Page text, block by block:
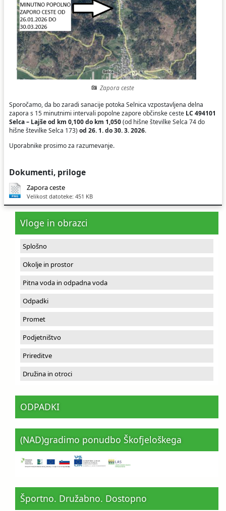
Zapora ceste
Sporočamo, da bo zaradi sanacije potoka Selnica vzpostavljena delna
zapora s 15 minutnimi intervali popolne zapore občinske ceste LC 494101
Selca – Lajše od km 0,100 do km 1,050(od hišne številke Selca 74 do
hišne številke Selca 173) od 26. 1. do 30. 3. 2026.
Uporabnike prosimo za razumevanje.
Dokumenti, priloge
Zapora ceste
Velikost datoteke: 451 KB
Vloge in obrazci
Splošno
Okolje in prostor
Pitna voda in odpadna voda
Odpadki
Promet
Podjetništvo
Prireditve
Družina in otroci
ODPADKI
(NAD)gradimo ponudbo Škofjeloškega
Športno. Družabno. Dostopno
Ceniki
Fotogalerija
Varstvo osebnih podatkov
Katalog informacij javnega značaja
Proračun občine
Koledar odvoza odpadkov
Varuhov kotiček
Uradni dokumenti in povezave